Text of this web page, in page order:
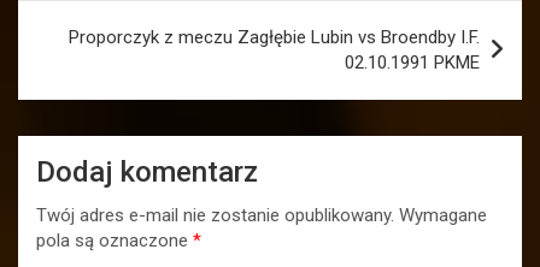
Proporczyk z meczu Zagłębie Lubin vs Broendby I.F.
02.10.1991 PKME
Dodaj komentarz
Twój adres e-mail nie zostanie opublikowany. Wymagane
pola są oznaczone *